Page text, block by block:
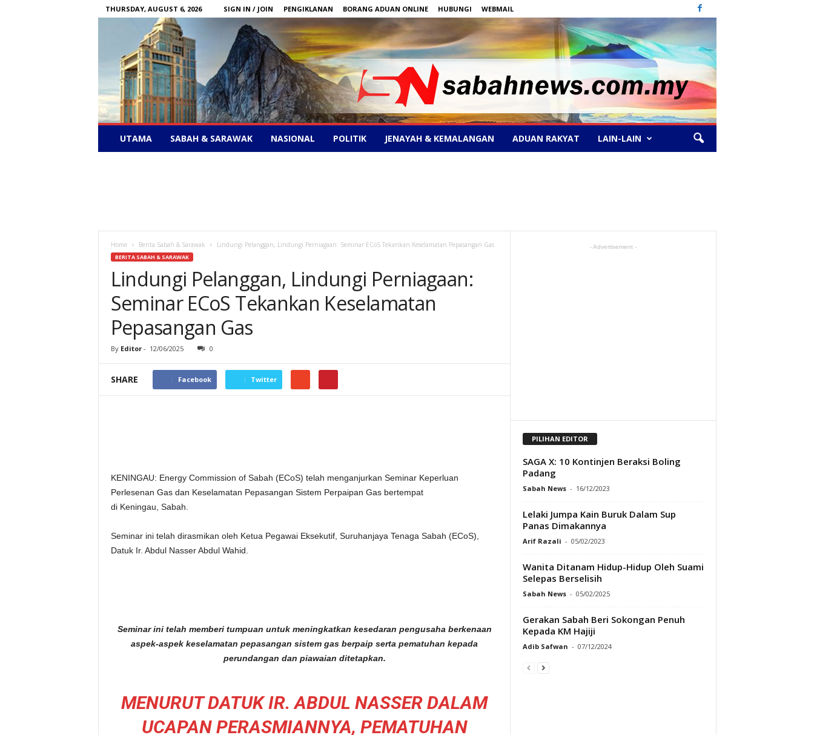
THURSDAY, AUGUST 6, 2026 SIGN IN / JOIN PENGIKLANAN BORANG ADUAN ONLINE HUBUNGI WEBMAIL
–
UTAMA SABAH & SARAWAK NASIONAL POLITIK JENAYAH & KEMALANGAN ADUAN RAKYAT LAIN-LAIN
Home Berita Sabah & Sarawak Lindungi Pelanggan, Lindungi Perniagaan: Seminar ECoS Tekankan Keselamatan Pepasangan Gas
BERITA SABAH & SARAWAK
Lindungi Pelanggan, Lindungi Perniagaan:
Seminar ECoS Tekankan Keselamatan
Pepasangan Gas
By Editor- 12/06/2025 0
SHARE Facebook Twitter
KENINGAU: Energy Commission of Sabah (ECoS) telah menganjurkan Seminar Keperluan
Perlesenan Gas dan Keselamatan Pepasangan Sistem Perpaipan Gas bertempat
di Keningau, Sabah.
Seminar ini telah dirasmikan oleh Ketua Pegawai Eksekutif, Suruhanjaya Tenaga Sabah (ECoS),
Datuk Ir. Abdul Nasser Abdul Wahid.
Seminar ini telah memberi tumpuan untuk meningkatkan kesedaran pengusaha berkenaan
aspek-aspek keselamatan pepasangan sistem gas berpaip serta pematuhan kepada
perundangan dan piawaian ditetapkan.
MENURUT DATUK IR. ABDUL NASSER DALAM
UCAPAN PERASMIANNYA, PEMATUHAN
- Advertisement -
PILIHAN EDITOR
SAGA X: 10 Kontinjen Beraksi Boling
Padang
Sabah News - 16/12/2023
Lelaki Jumpa Kain Buruk Dalam Sup
Panas Dimakannya
Arif Razali - 05/02/2023
Wanita Ditanam Hidup-Hidup Oleh Suami
Selepas Berselisih
Sabah News - 05/02/2025
Gerakan Sabah Beri Sokongan Penuh
Kepada KM Hajiji
Adib Safwan - 07/12/2024